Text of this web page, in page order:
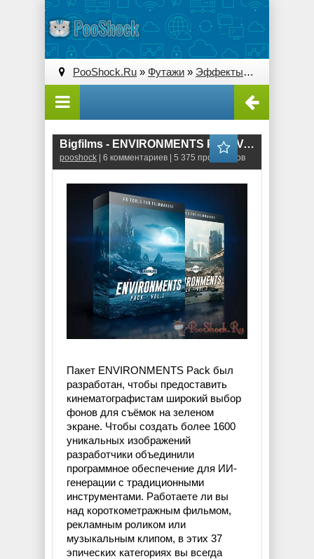
PooShock.Ru » Футажи » Эффекты» Bigfilms -
Bigfilms - ENVIRONMENTS Pack Vol 1,2
pooshock | 6 комментариев | 5 375 просмотров
Пакет ENVIRONMENTS Pack был
разработан, чтобы предоставить
кинематографистам широкий выбор
фонов для съёмок на зеленом
экране. Чтобы создать более 1600
уникальных изображений
разработчики объединили
программное обеспечение для ИИ-
генерации с традиционными
инструментами. Работаете ли вы
над короткометражным фильмом,
рекламным роликом или
музыкальным клипом, в этих 37
эпических категориях вы всегда